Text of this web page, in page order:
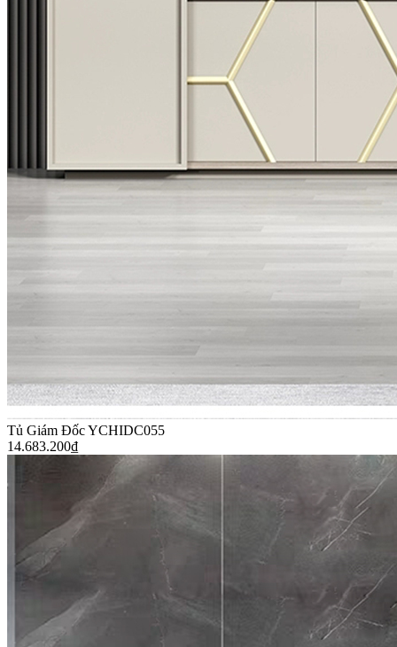
Tủ Giám Đốc YCHIDC055
14.683.200₫